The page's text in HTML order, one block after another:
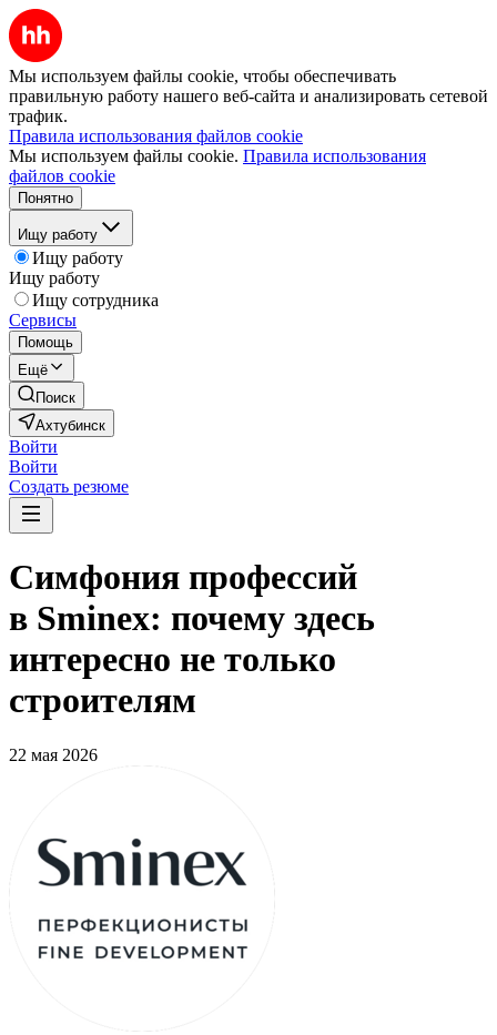
Мы используем файлы cookie, чтобы обеспечивать
правильную работу нашего веб-сайта и анализировать сетевой
трафик.
Правила использования файлов cookie
Мы используем файлы cookie. Правила использования
файлов cookie
Понятно
Ищу работу
Ищу работу
Ищу работу
Ищу сотрудника
Сервисы
Помощь
Ещё
Поиск
Ахтубинск
Войти
Войти
Создать резюме
Симфония профессий
в Sminex: почему здесь
интересно не только
строителям
22 мая 2026